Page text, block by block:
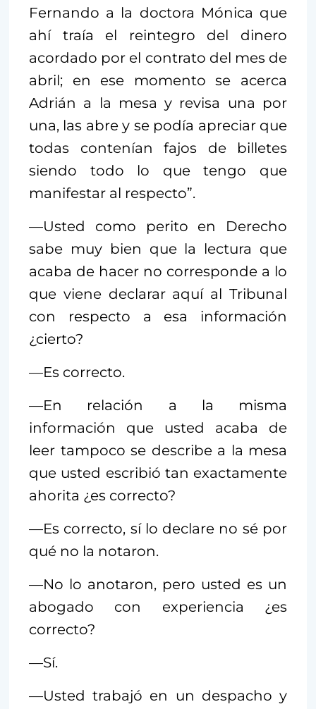
Fernando a la doctora Mónica que
ahí traía el reintegro del dinero
acordado por el contrato del mes de
abril; en ese momento se acerca
Adrián a la mesa y revisa una por
una, las abre y se podía apreciar que
todas contenían fajos de billetes
siendo todo lo que tengo que
manifestar al respecto”.
—Usted como perito en Derecho
sabe muy bien que la lectura que
acaba de hacer no corresponde a lo
que viene declarar aquí al Tribunal
con respecto a esa información
¿cierto?
—Es correcto.
—En relación a la misma
información que usted acaba de
leer tampoco se describe a la mesa
que usted escribió tan exactamente
ahorita ¿es correcto?
—Es correcto, sí lo declare no sé por
qué no la notaron.
—No lo anotaron, pero usted es un
abogado con experiencia ¿es
correcto?
—Sí.
—Usted trabajó en un despacho y